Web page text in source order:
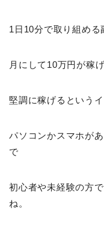
1日10分で取り組める
月にして10万円が稼
堅調に稼げるという
パソコンかスマホが
で
初心者や未経験の方
ね。